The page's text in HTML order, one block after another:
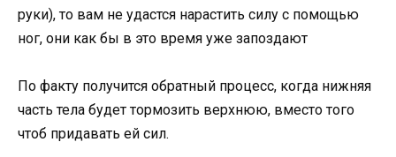
руки), то вам не удастся нарастить силу с помощью
ног, они как бы в это время уже запоздают
По факту получится обратный процесс, когда нижняя
часть тела будет тормозить верхнюю, вместо того
чтоб придавать ей сил.